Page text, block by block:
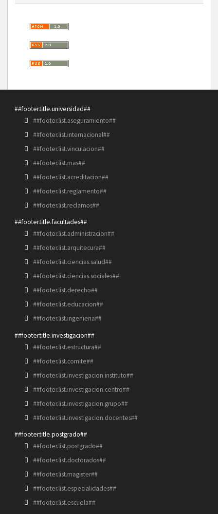
##footer.title.universidad##
##footer.list.aseguramiento##
##footer.list.internacional##
##footer.list.vinculacion##
##footer.list.mas##
##footer.list.acreditacion##
##footer.list.reglamento##
##footer.list.reclamos##
##footer.title.facultades##
##footer.list.administracion##
##footer.list.arquitecura##
##footer.list.ciencias.salud##
##footer.list.ciencias.sociales##
##footer.list.derecho##
##footer.list.educacion##
##footer.list.ingenieria##
##footer.title.investigacion##
##footer.list.estructura##
##footer.list.comite##
##footer.list.investigacion.instituto##
##footer.list.investigacion.centro##
##footer.list.investigacion.grupo##
##footer.list.investigacion.docentes##
##footer.title.postgrado##
##footer.list.postgrado##
##footer.list.doctorados##
##footer.list.magister##
##footer.list.especialidades##
##footer.list.escuela##